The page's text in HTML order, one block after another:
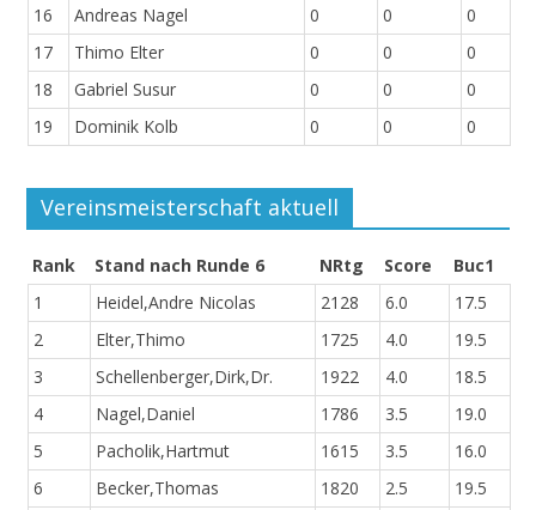
16
Andreas Nagel 0 0
0
17
Thimo Elter 0 0
0
18
Gabriel Susur 0 0
0
19
Dominik Kolb 0 0 0
Vereinsmeisterschaft aktuell
Rank Stand nach Runde 6 NRtg Score
Buc1
1
Heidel,Andre Nicolas 2128 6.0
17.5
2
Elter,Thimo 1725 4.0
19.5
3
Schellenberger,Dirk,Dr. 1922 4.0
18.5
4
Nagel,Daniel 1786 3.5
19.0
5
Pacholik,Hartmut 1615 3.5
16.0
6
Becker,Thomas 1820 2.5
19.5